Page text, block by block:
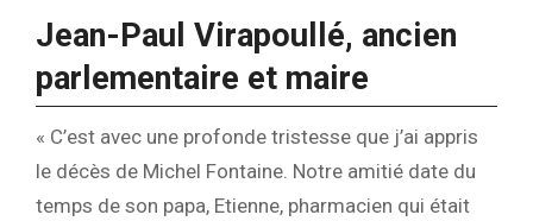
Jean-Paul Virapoullé, ancien
parlementaire et maire
« C’est avec une profonde tristesse que j’ai appris
le décès de Michel Fontaine. Notre amitié date du
temps de son papa, Etienne, pharmacien qui était